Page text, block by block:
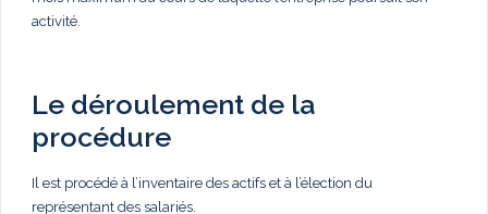
activité.
Le déroulement de la
procédure
Il est procédé à l’inventaire des actifs et à l’élection du
représentant des salariés.